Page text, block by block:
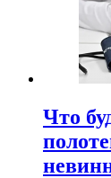
Что